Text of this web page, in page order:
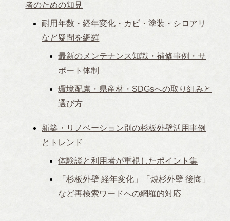
者のための知見
耐用年数・経年変化・カビ・塗装・シロアリ
など疑問を網羅
最新のメンテナンス知識・補修事例・サ
ポート体制
環境配慮・県産材・SDGsへの取り組みと
選び方
新築・リノベーション別の杉板外壁活用事例
とトレンド
体験談と利用者が重視したポイント集
「杉板外壁 経年変化」「焼杉外壁 後悔」
など再検索ワードへの網羅的対応